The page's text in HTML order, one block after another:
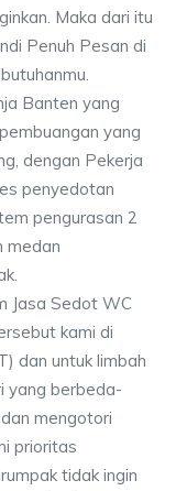
Maka dari itu
Penuh Pesan di
Banten yang
yang
dengan Pekerja
penyedotan
pengurasan 2
medan
Jasa Sedot WC
kami di
dan untuk limbah
yang berbeda-
mengotori
prioritas
tidak ingin